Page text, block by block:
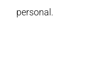
personal.